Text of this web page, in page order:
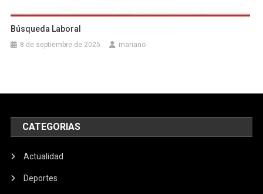
Búsqueda Laboral
8 de septiembre de 2025 mariano
CATEGORIAS
Actualidad
Deportes